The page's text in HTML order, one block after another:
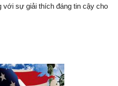
với sự giải thích đáng tin cậy cho